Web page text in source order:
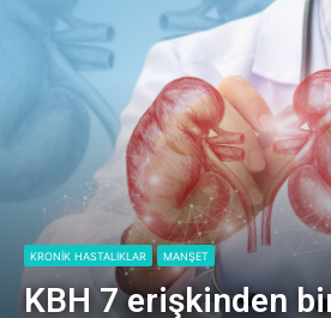
KRONİK HASTALIKLAR MANŞET
KBH 7 erişkinden